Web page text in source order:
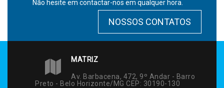
Não hesite em contactar-nos em qualquer hora.
NOSSOS CONTATOS
MATRIZ
Av. Barbacena, 472, 9º Andar - Barro
Preto - Belo Horizonte/MG CEP: 30190-130